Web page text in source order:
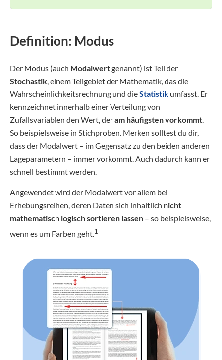
Definition: Modus
Der Modus (auch Modalwertgenannt) ist Teil der
Stochastik , einem Teilgebiet der Mathematik, das die
Wahrscheinlichkeitsrechnung und dieStatistik umfasst. Er
kennzeichnet innerhalb einer Verteilung von
Zufallsvariablen den Wert, deram häufigsten vorkommt
So beispielsweise in Stichproben. Merken solltest du dir,
dass der Modalwert – im Gegensatz zu den beiden anderen
Lageparametern – immer vorkommt. Auch dadurch kann er
schnell bestimmt werden.
Angewendet wird der Modalwert vor allem bei
Erhebungsreihen, deren Daten sich inhaltlich nicht
mathematisch logisch sortieren lassen – so beispielsweise,
wenn es um Farben geht.1